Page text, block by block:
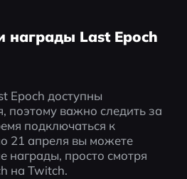
награды Last Epoch
Epoch доступны
поэтому важно следить за
подключаться к
21 апреля вы можете
награды, просто смотря
на Twitch.